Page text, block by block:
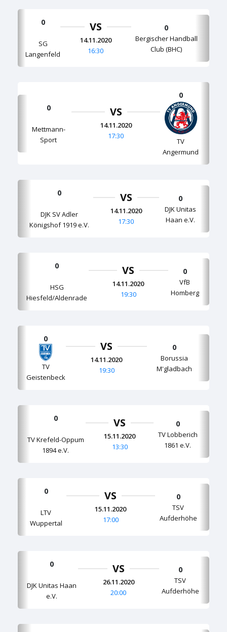
0
SG
Langenfeld
VS
14.11.2020
16:30
0
Bergischer Handball
Club (BHC)
0
Mettmann-
Sport
VS
14.11.2020
17:30
0
TV
Angermund
0
DJK SV Adler
Königshof 1919 e.V.
VS
14.11.2020
17:30
0
DJK Unitas
Haan e.V.
0
HSG
Hiesfeld/Aldenrade
VS
14.11.2020
19:30
0
VfB
Homberg
0
TV
Geistenbeck
VS
14.11.2020
19:30
0
Borussia
M'gladbach
0
TV Krefeld-Oppum
1894 e.V.
VS
15.11.2020
13:30
0
TV Lobberich
1861 e.V.
0
LTV
Wuppertal
VS
15.11.2020
17:00
0
TSV
Aufderhöhe
0
DJK Unitas Haan
e.V.
VS
26.11.2020
20:00
0
TSV
Aufderhöhe